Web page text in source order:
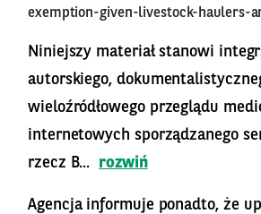
exemption-given-livestock-haulers-
Niniejszy materiał stanowi
autorskiego,
wieloźródłowego przeglądu
internetowych sporządzanego
rzecz B...
rozwiń
Agencja informuje ponadto, że